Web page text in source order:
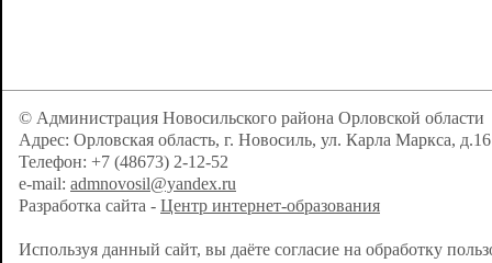
© Администрация Новосильского района Орловской области
Адрес: Орловская область, г. Новосиль, ул. Карла Маркса, д.16
Телефон: +7 (48673) 2-12-52
e-mail: admnovosil@yandex.ru
Разработка сайта - Центр интернет-образования
Используя данный сайт, вы даёте согласие на обработку